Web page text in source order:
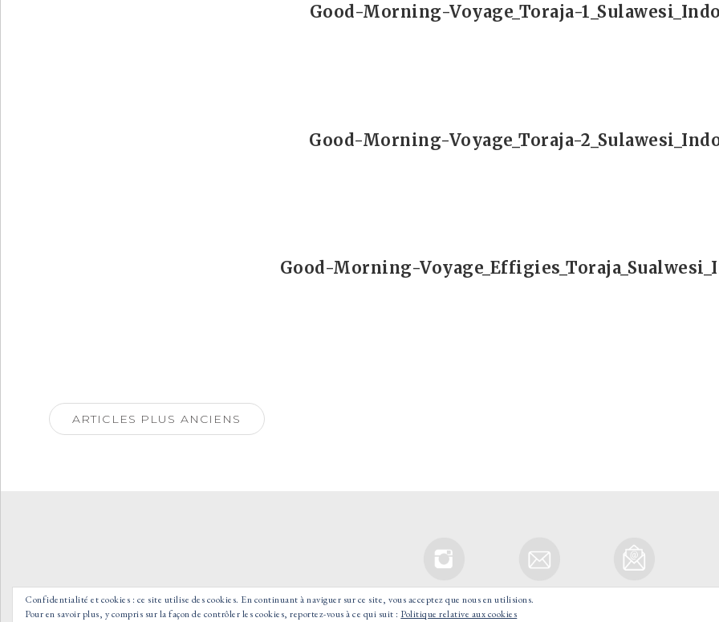
Good-Morning-Voyage_Toraja-
Good-Morning-Voyage_Toraja-
Good-Morning-
des
articles
ARTICLES PLUS ANCIENS
© 2021 GOOD MORNING VOYAGE - TOUS DROITS RESERVES.
Confidentialité et cookies : ce site utilise des cookies. En continuant à naviguer sur ce site, vous acceptez que nous en utilisions.
Pour en savoir plus, y compris sur la façon de contrôler les cookies, reportez-vous à ce qui suit : Politique relative aux cookies